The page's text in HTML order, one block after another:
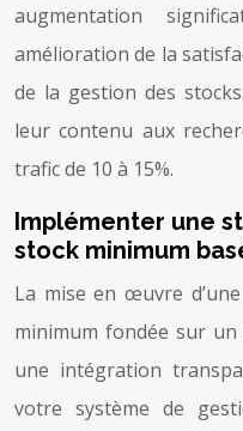
augmentation
amélioration de la
de la gestion des
leur contenu aux
trafic de 10 à 15%.
Implémenter une
stock minimum
La mise en œuvre
minimum fondée sur un
une intégration
votre système de